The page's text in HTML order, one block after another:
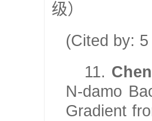
级）
(Cited by:
11.
N-damo
Gradient